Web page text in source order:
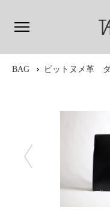
BAG ピットヌメ革